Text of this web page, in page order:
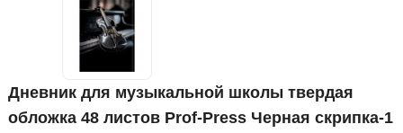
Дневник для музыкальной школы твердая
обложка 48 листов Prof-Press Черная скрипка-1